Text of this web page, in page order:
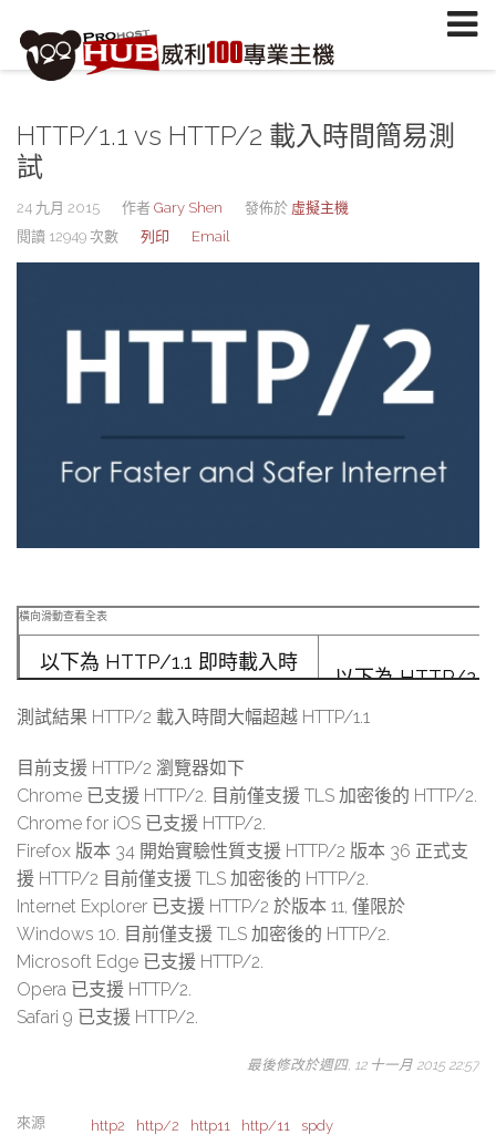
HTTP/1.1 vs HTTP/2 載入時間簡易測
試
24 九月 2015 作者 Gary Shen 發佈於 虛擬主機
閱讀 12949 次數
列印 Email
以下為 HTTP/1.1 即時載入時
以下為 HTTP/2
測試結果 HTTP/2 載入時間大幅超越 HTTP/1.1
目前支援 HTTP/2 瀏覽器如下
Chrome 已支援 HTTP/2. 目前僅支援 TLS 加密後的 HTTP/2.
Chrome for iOS 已支援 HTTP/2.
Firefox 版本 34 開始實驗性質支援 HTTP/2 版本 36 正式支
援 HTTP/2 目前僅支援 TLS 加密後的 HTTP/2.
Internet Explorer 已支援 HTTP/2 於版本 11, 僅限於
Windows 10. 目前僅支援 TLS 加密後的 HTTP/2.
Microsoft Edge 已支援 HTTP/2.
Opera 已支援 HTTP/2.
Safari 9 已支援 HTTP/2.
最後修改於週四, 12 十一月 2015 22:57
來源 http2 http/2 http11 http/11 spdy
註冊/登入或註冊會員
密碼
加入會員